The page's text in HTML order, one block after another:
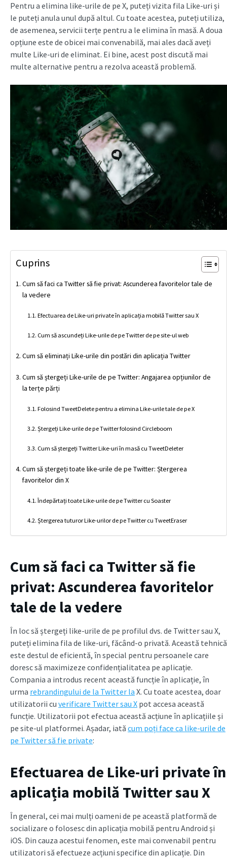
Pentru a elimina like-urile de pe X, puteți vizita fila Like-uri și
le puteți anula unul după altul. Cu toate acestea, puteți utiliza,
de asemenea, servicii terțe pentru a le elimina în masă. A doua
opțiune este de obicei mai convenabilă, mai ales dacă aveți
multe Like-uri de eliminat. Ei bine, acest post discută mai
multe alternative pentru a rezolva această problemă.
Cuprins
Cum să faci ca Twitter să fie privat: Ascunderea favoritelor tale de
la vedere
Efectuarea de Like-uri private în aplicația mobilă Twitter sau X
Cum să ascundeți Like-urile de pe Twitter de pe site-ul web
Cum să eliminați Like-urile din postări din aplicația Twitter
Cum să ștergeți Like-urile de pe Twitter: Angajarea opțiunilor de
la terțe părți
Folosind TweetDelete pentru a elimina Like-urile tale de pe X
Ștergeți Like-urile de pe Twitter folosind Circleboom
Cum să ștergeți Twitter Like-uri în masă cu TweetDeleter
Cum să ștergeți toate like-urile de pe Twitter: Ștergerea
favoritelor din X
Îndepărtați toate Like-urile de pe Twitter cu Soaster
Ștergerea tuturor Like-urilor de pe Twitter cu TweetEraser
Cum să faci ca Twitter să fie
privat: Ascunderea favoritelor
tale de la vedere
În loc să ștergeți like-urile de pe profilul dvs. de Twitter sau X,
puteți elimina fila de like-uri, făcând-o privată. Această tehnică
este destul de eficientă, în special pentru persoanele care
doresc să maximizeze confidențialitatea pe aplicație.
Compania a introdus recent această funcție în aplicație, în
urma rebrandingului de la Twitter la X. Cu toate acestea, doar
utilizatorii cu verificare Twitter sau X pot accesa această
funcție. Utilizatorii pot efectua această acțiune în aplicațiile și
pe site-ul platformei. Așadar, iată cum poți face ca like-urile de
pe Twitter să fie private:
Efectuarea de Like-uri private în
aplicația mobilă Twitter sau X
În general, cei mai mulți oameni de pe această platformă de
socializare o folosesc din aplicația mobilă pentru Android și
iOS. Din cauza acestui fenomen, este mai convenabil pentru
utilizatori să efectueze acțiuni specifice din aplicație. Din